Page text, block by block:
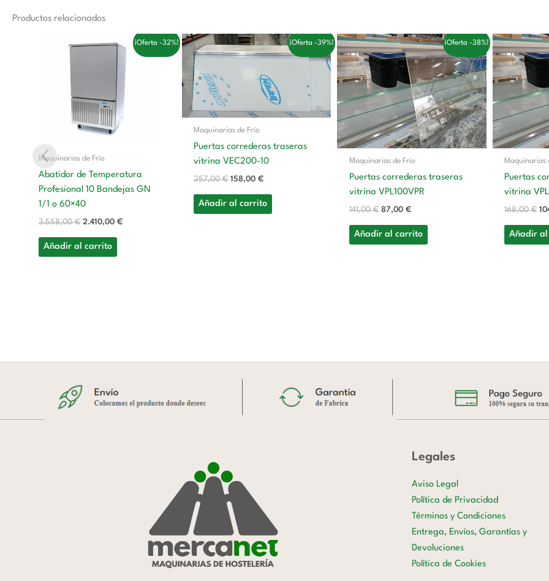
Productos relacionados
¡Oferta -32%!
Maquinarias de Frío
Abatidor de Temperatura
Profesional 10 Bandejas GN
1/1 o 60×40
3.558,00€
precio
3.558,00 €.
2.410,00€
precio
Añadir al carrito
¡Oferta -39%!
Maquinarias de Frío
Puertas correderas traseras
vitrina VEC200-10
257,00€
El
precio
original
257,00 €.
158,00€
El
actual
158,00 €.
Añadir al carrito
¡Oferta -38%!
Maquinarias de Frío
Puertas correderas traseras
vitrina VPL100VPR
141,00€
El
precio
original
141,00 €.
87,00 €
El
precio
actual
es:
87,00 €.
Añadir al carrito
Maquinarias
Puertas
vitrina
168,00€
El
Añadir
Legales
Aviso Legal
Política de Privacidad
Términos y Condiciones
Entrega, Envíos, Garantías y
Devoluciones
Política de Cookies